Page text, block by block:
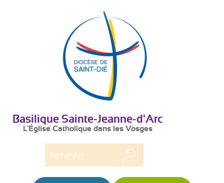
Basilique Sainte-Jeanne-d'Arc
L'Église Catholique dans les Vosges